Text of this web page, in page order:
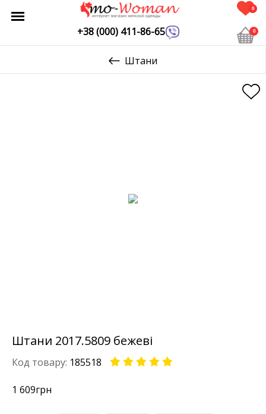
+38 (000) 411-86-65
0
0
Штани
Штани 2017.5809 бежеві
Код товару: 185518
1 609грн